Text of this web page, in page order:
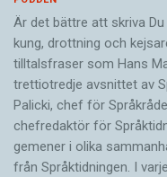
Är det bättre att skriva
kung, drottning och
tilltalsfraser som Hans
trettiotredje avsnittet av
Palicki, chef för
chefredaktör för
gemener i olika
från Språktidningen. I